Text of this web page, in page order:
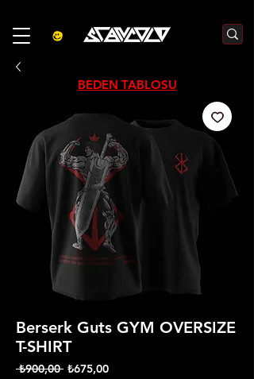
Berserk Guts GYM OVERSIZE
T-SHIRT
₺900,00 Normal
₺675,00İndirimli
BEDEN TABLOSU